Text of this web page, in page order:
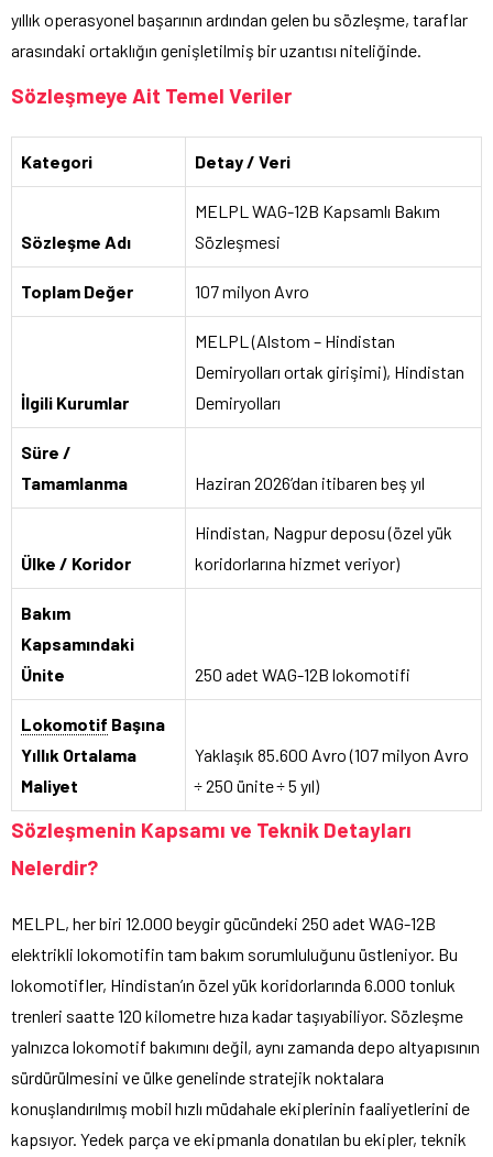
yıllık operasyonel başarının ardından gelen bu sözleşme, taraflar
arasındaki ortaklığın genişletilmiş bir uzantısı niteliğinde.
Sözleşmeye Ait Temel Veriler
Kategori Detay / Veri
Sözleşme Adı
MELPL WAG-12B Kapsamlı Bakım
Sözleşmesi
Toplam Değer 107 milyon Avro
İlgili Kurumlar
MELPL (Alstom – Hindistan
Demiryolları ortak girişimi), Hindistan
Demiryolları
Süre /
Tamamlanma
Haziran 2026’dan itibaren beş yıl
Ülke / Koridor
Hindistan, Nagpur deposu (özel yük
koridorlarına hizmet veriyor)
Bakım
Kapsamındaki
Ünite
250 adet WAG-12B lokomotifi
Lokomotif Başına
Yıllık Ortalama
Maliyet
Yaklaşık 85.600 Avro (107 milyon Avro
÷ 250 ünite ÷ 5 yıl)
Sözleşmenin Kapsamı ve Teknik Detayları
Nelerdir?
MELPL, her biri 12.000 beygir gücündeki 250 adet WAG-12B
elektrikli lokomotifin tam bakım sorumluluğunu üstleniyor. Bu
lokomotifler, Hindistan’ın özel yük koridorlarında 6.000 tonluk
trenleri saatte 120 kilometre hıza kadar taşıyabiliyor. Sözleşme
yalnızca lokomotif bakımını değil, aynı zamanda depo altyapısının
sürdürülmesini ve ülke genelinde stratejik noktalara
konuşlandırılmış mobil hızlı müdahale ekiplerinin faaliyetlerini de
kapsıyor. Yedek parça ve ekipmanla donatılan bu ekipler, teknik